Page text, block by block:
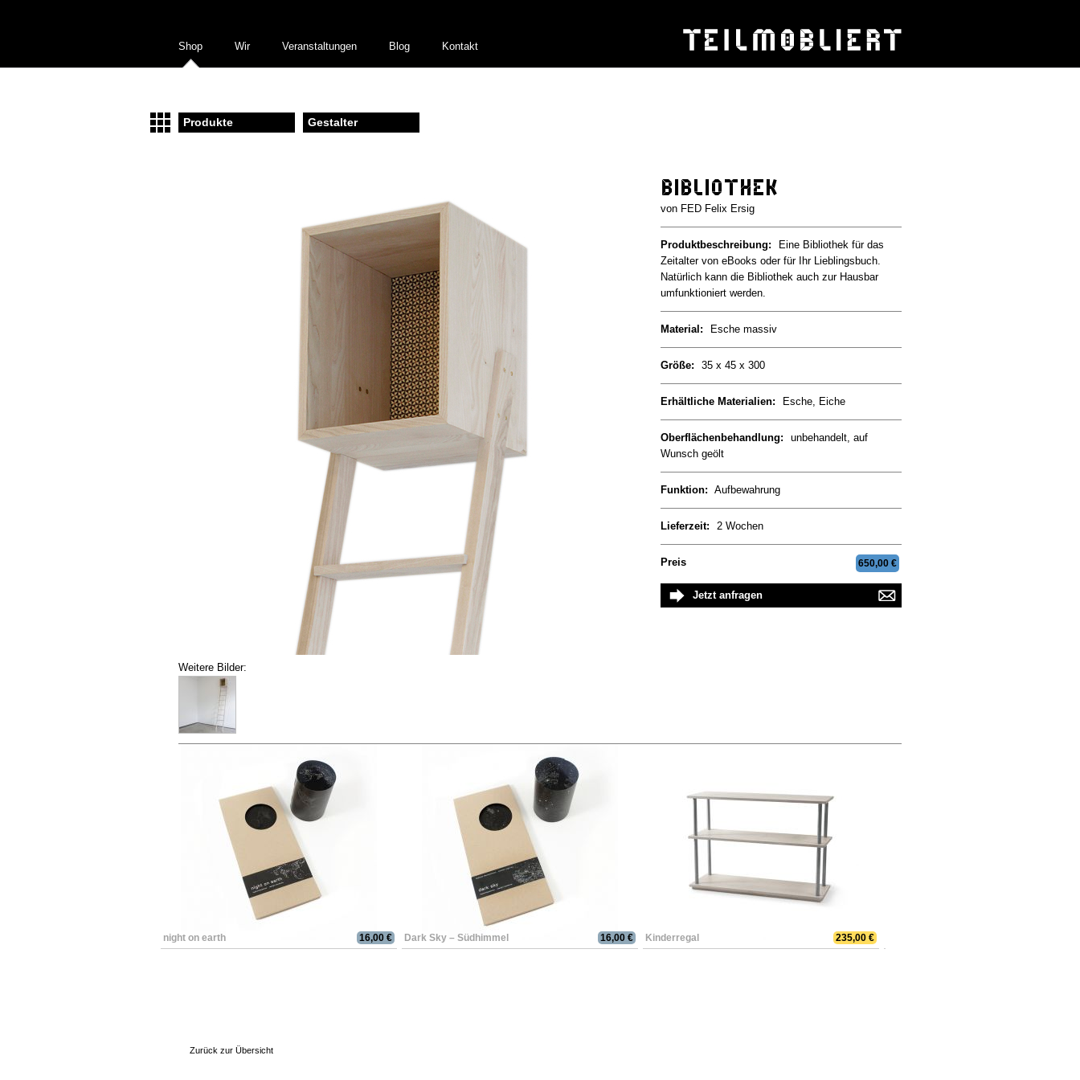
Shop Wir Veranstaltungen Blog Kontakt
Produkte Gestalter
Weitere Bilder:
Bibliothek
FED Felix Ersig
Produktbeschreibung:
Eine Bibliothek für das
Zeitalter von eBooks oder für Ihr Lieblingsbuch.
Natürlich kann die Bibliothek auch zur Hausbar
umfunktioniert werden.
Material: Esche massiv
Größe: 35 x 45 x 300
Erhältliche Materialien: Esche, Eiche
Oberflächenbehandlung:
unbehandelt, auf
Wunsch geölt
Funktion: Aufbewahrung
Lieferzeit: 2 Wochen
Preis 650,00 €
Jetzt anfragen
night on earth 16,00 € Dark Sky – Südhimmel 16,00 € Kinderregal 235,00 €
Zurück zur Übersicht